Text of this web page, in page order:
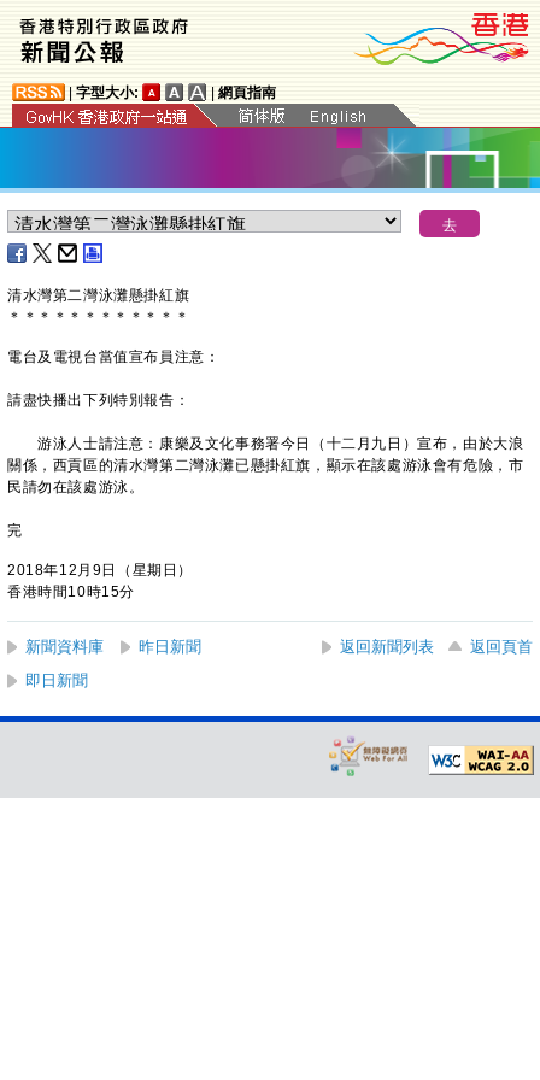
字型大小: 網頁指南
清水灣第二灣泳灘懸掛紅旗
＊ ＊ ＊ ＊ ＊ ＊ ＊ ＊ ＊ ＊ ＊ ＊
電台及電視台當值宣布員注意：
請盡快播出下列特別報告：
游泳人士請注意：康樂及文化事務署今日（十二月九日）宣布，由於大浪
關係，西貢區的清水灣第二灣泳灘已懸掛紅旗，顯示在該處游泳會有危險，市
民請勿在該處游泳。
完
2018年12月9日（星期日）
香港時間10時15分
新聞資料庫 昨日新聞 返回新聞列表
返回頁首
即日新聞